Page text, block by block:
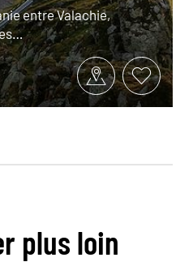
entre Valachie,
plus loin